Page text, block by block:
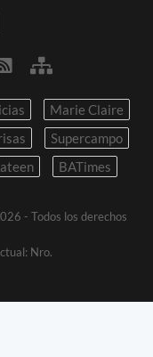
Marie Claire
Supercampo
BATimes
- Todos los derechos
Nro.